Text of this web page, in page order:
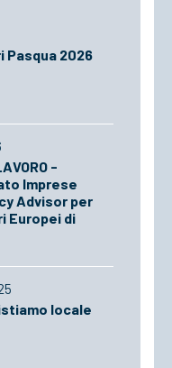
Pasqua 2026
-
Imprese
Advisor per
Europei di
locale